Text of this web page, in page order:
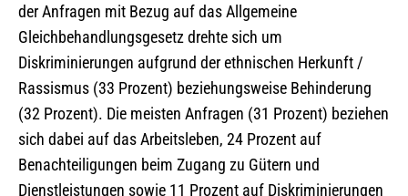
der Anfragen mit Bezug auf das Allgemeine
Gleichbehandlungsgesetz drehte sich um
Diskriminierungen aufgrund der ethnischen Herkunft /
Rassismus (33 Prozent) beziehungsweise Behinderung
(32 Prozent). Die meisten Anfragen (31 Prozent) beziehen
sich dabei auf das Arbeitsleben, 24 Prozent auf
Benachteiligungen beim Zugang zu Gütern und
Dienstleistungen sowie 11 Prozent auf Diskriminierungen